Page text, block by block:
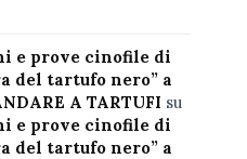
e prove cinofile di
del tartufo nero” a
A TARTUFI su
e prove cinofile di
del tartufo nero” a